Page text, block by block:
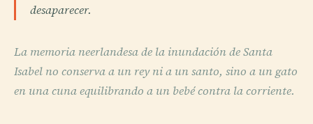
desaparecer.
La memoria neerlandesa de la inundación de Santa
Isabel no conserva a un rey ni a un santo, sino a un gato
en una cuna equilibrando a un bebé contra la corriente.